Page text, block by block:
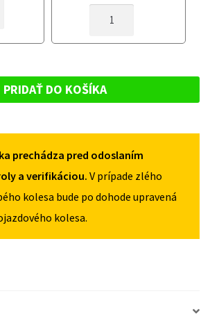
DOJAZDOVÉ
IV
2007-
5X108
PRIDAŤ DO KOŠÍKA
prechádza pred odoslaním
a verifikáciou. V prípade zlého
kolesa bude po dohode upravená
kolesa.